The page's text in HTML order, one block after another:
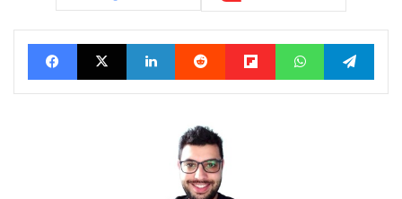
Facebook X Linkedin Reddit Flipboard WhatsApp